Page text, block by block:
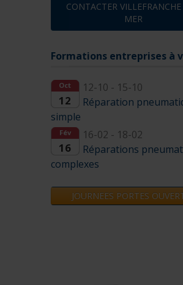
CONTACTER VILLEFRANCHE
MER
Formations entreprises à
12
Oct
12-10 - 15-10
Réparation
simple
16
Fév
16-02 - 18-02
Réparations
complexes
JOURNEES PORTES